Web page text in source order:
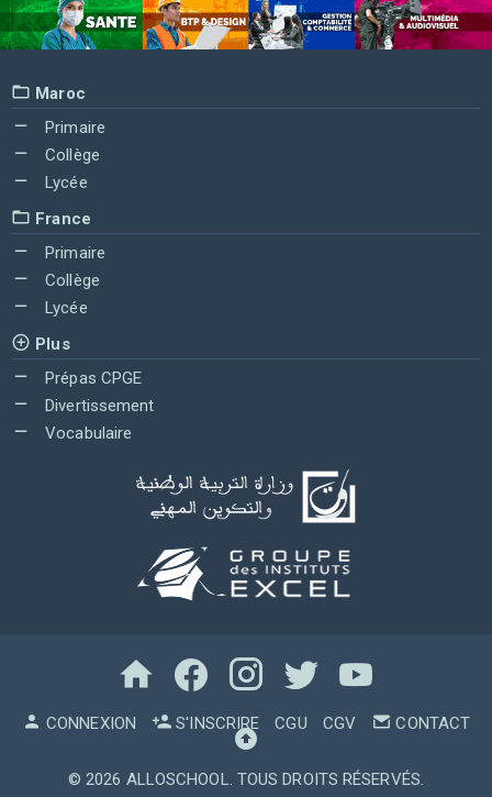
Maroc
Primaire
Collège
Lycée
France
Primaire
Collège
Lycée
Plus
Prépas CPGE
Divertissement
Vocabulaire
CONNEXION S'INSCRIRE CGU CGV CONTACT
© 2026 ALLOSCHOOL. TOUS DROITS RÉSERVÉS.